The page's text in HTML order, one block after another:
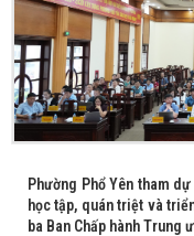
Phường Phổ Yên tham
học tập, quán triệt và
ba Ban Chấp hành Trung